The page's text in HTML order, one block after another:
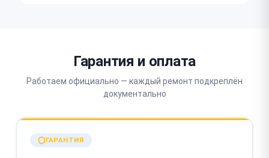
Гарантия и оплата
Работаем официально — каждый ремонт подкреплён
документально
ГАРАНТИЯ